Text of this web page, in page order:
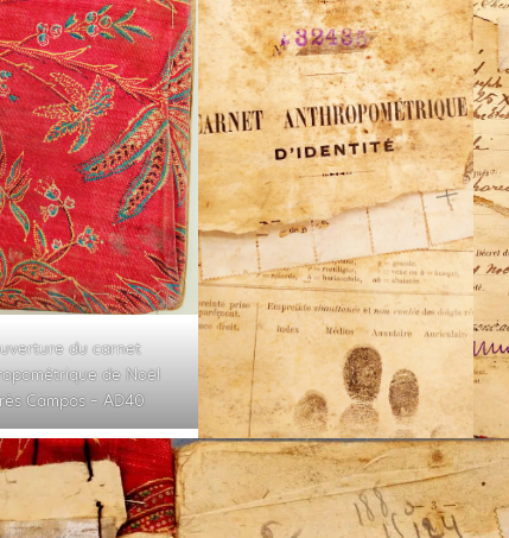
du carnet
de Noël
Campos – AD40